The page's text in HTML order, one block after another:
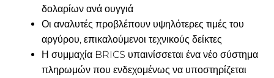
δολαρίων ανά ουγγιά
Οι αναλυτές προβλέπουν υψηλότερες τιμές του
αργύρου, επικαλούμενοι τεχνικούς δείκτες
Η συμμαχία BRICS υπαινίσσεται ένα νέο σύστημα
πληρωμών που ενδεχομένως να υποστηρίζεται